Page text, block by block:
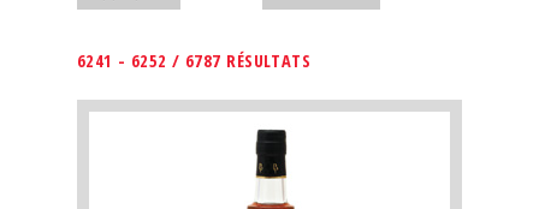
6241 - 6252 / 6787 RÉSULTATS